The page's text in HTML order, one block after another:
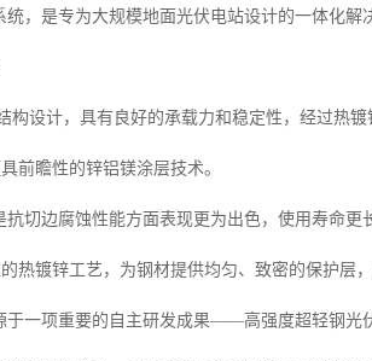
，是专为大规模地面光伏电站设计的一体化解
构设计，具有良好的承载力和稳定性，经过热
前瞻性的锌铝镁涂层技术。
切边腐蚀性能方面表现更为出色，使用寿命更
热镀锌工艺，为钢材提供均匀、致密的保护层
于一项重要的自主研发成果——高强度超轻钢光